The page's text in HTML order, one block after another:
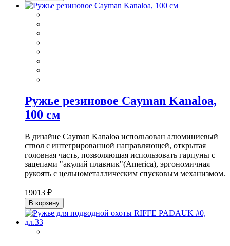
Ружье резиновое Cayman Kanaloa,
100 см
В дизайне Cayman Kanaloa использован алюминиевый
ствол с интегрированной направляющей, открытая
головная часть, позволяющая использовать гарпуны с
зацепами "акулий плавник"(America), эргономичная
рукоять с цельнометаллическим спусковым механизмом.
19013 ₽
В корзину